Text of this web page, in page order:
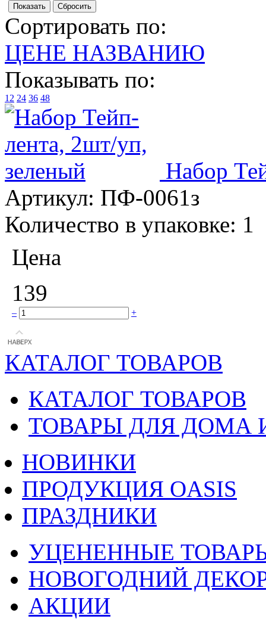
Сортировать по:
ЦЕНЕ НАЗВАНИЮ
Показывать по:
12 24 36 48
Набор
Артикул: ПФ-0061з
Количество в упаковке: 1
Цена
139
– +
КАТАЛОГ ТОВАРОВ
КАТАЛОГ ТОВАРОВ
ТОВАРЫ ДЛЯ ДОМА
НОВИНКИ
ПРОДУКЦИЯ OASIS
ПРАЗДНИКИ
УЦЕНЕННЫЕ
НОВОГОДНИЙ
АКЦИИ